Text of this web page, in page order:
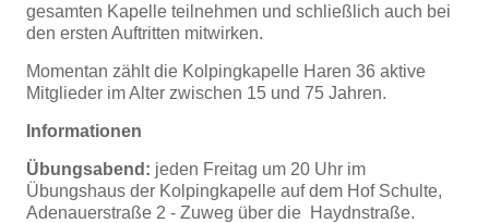
gesamten Kapelle teilnehmen und schließlich auch bei
den ersten Auftritten mitwirken.
Momentan zählt die Kolpingkapelle Haren 36 aktive
Mitglieder im Alter zwischen 15 und 75 Jahren.
Informationen
Übungsabend: jeden Freitag um 20 Uhr im
Übungshaus der Kolpingkapelle auf dem Hof Schulte,
Adenauerstraße 2 - Zuweg über die Haydnstraße.